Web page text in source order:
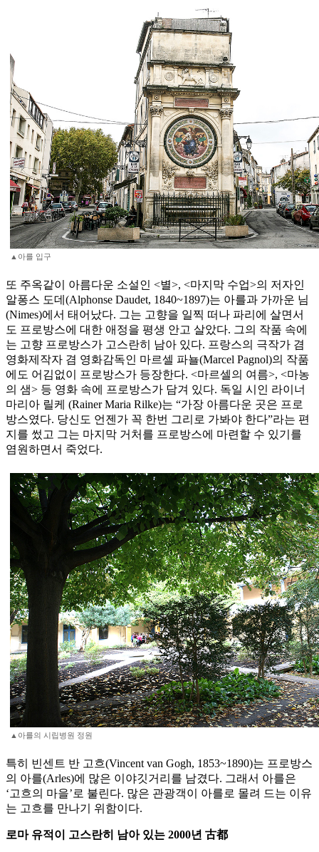
▲아를 입구
또 주옥같이 아름다운 소설인 <별>, <마지막 수업>의 저자인
알퐁스 도데(Alphonse Daudet, 1840~1897)는 아를과 가까운 님
(Nimes)에서 태어났다. 그는 고향을 일찍 떠나 파리에 살면서
도 프로방스에 대한 애정을 평생 안고 살았다. 그의 작품 속에
는 고향 프로방스가 고스란히 남아 있다. 프랑스의 극작가 겸
영화제작자 겸 영화감독인 마르셀 파뇰(Marcel Pagnol)의 작품
에도 어김없이 프로방스가 등장한다. <마르셀의 여름>, <마농
의 샘> 등 영화 속에 프로방스가 담겨 있다. 독일 시인 라이너
마리아 릴케 (Rainer Maria Rilke)는 “가장 아름다운 곳은 프로
방스였다. 당신도 언젠가 꼭 한번 그리로 가봐야 한다”라는 편
지를 썼고 그는 마지막 거처를 프로방스에 마련할 수 있기를
염원하면서 죽었다.
▲아를의 시립병원 정원
특히 빈센트 반 고흐(Vincent van Gogh, 1853~1890)는 프로방스
의 아를(Arles)에 많은 이야깃거리를 남겼다. 그래서 아를은
‘고흐의 마을’로 불린다. 많은 관광객이 아를로 몰려 드는 이유
는 고흐를 만나기 위함이다.
로마 유적이 고스란히 남아 있는 2000년 古都